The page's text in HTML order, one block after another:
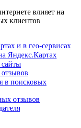
влияет на
клиентов
и в гео-сервисах
Яндекс.Картах
сайты
в поисковых
отзывов